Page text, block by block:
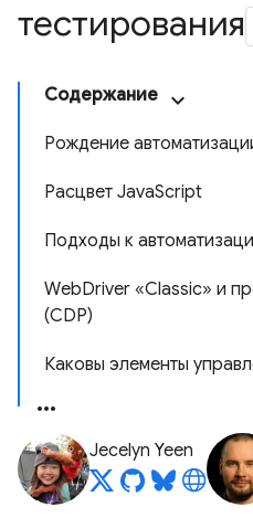
тестирования
Содержание
Рождение
Расцвет JavaScript
Подходы к
WebDriver «Classic» и
(CDP)
Каковы элементы
Jecelyn Yeen